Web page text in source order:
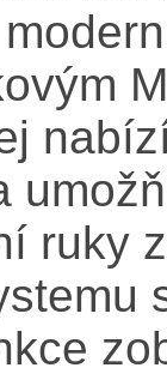
ruky